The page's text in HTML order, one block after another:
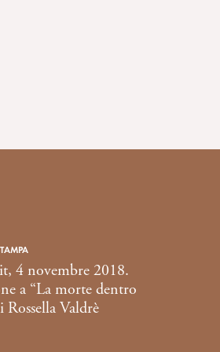
4 novembre 2018.
a “La morte dentro
Rossella Valdrè